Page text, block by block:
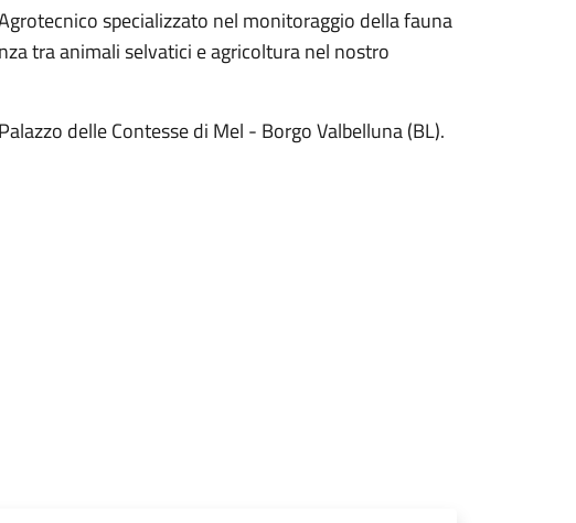
specializzato nel monitoraggio della fauna
tra animali selvatici e agricoltura nel nostro
delle Contesse di Mel - Borgo Valbelluna (BL).